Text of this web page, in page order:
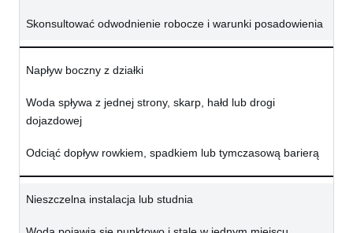
Skonsultować odwodnienie robocze i warunki posadowienia
Napływ boczny z działki
Woda spływa z jednej strony, skarp, hałd lub drogi
dojazdowej
Odciąć dopływ rowkiem, spadkiem lub tymczasową barierą
Nieszczelna instalacja lub studnia